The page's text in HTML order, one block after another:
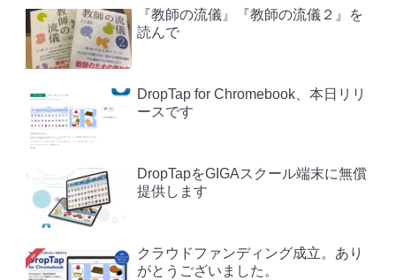
『教師の流儀』『教師の流儀２』を
読んで
DropTap for Chromebook、本日リリ
ースです
DropTapをGIGAスクール端末に無償
提供します
クラウドファンディング成立。あり
がとうございました。